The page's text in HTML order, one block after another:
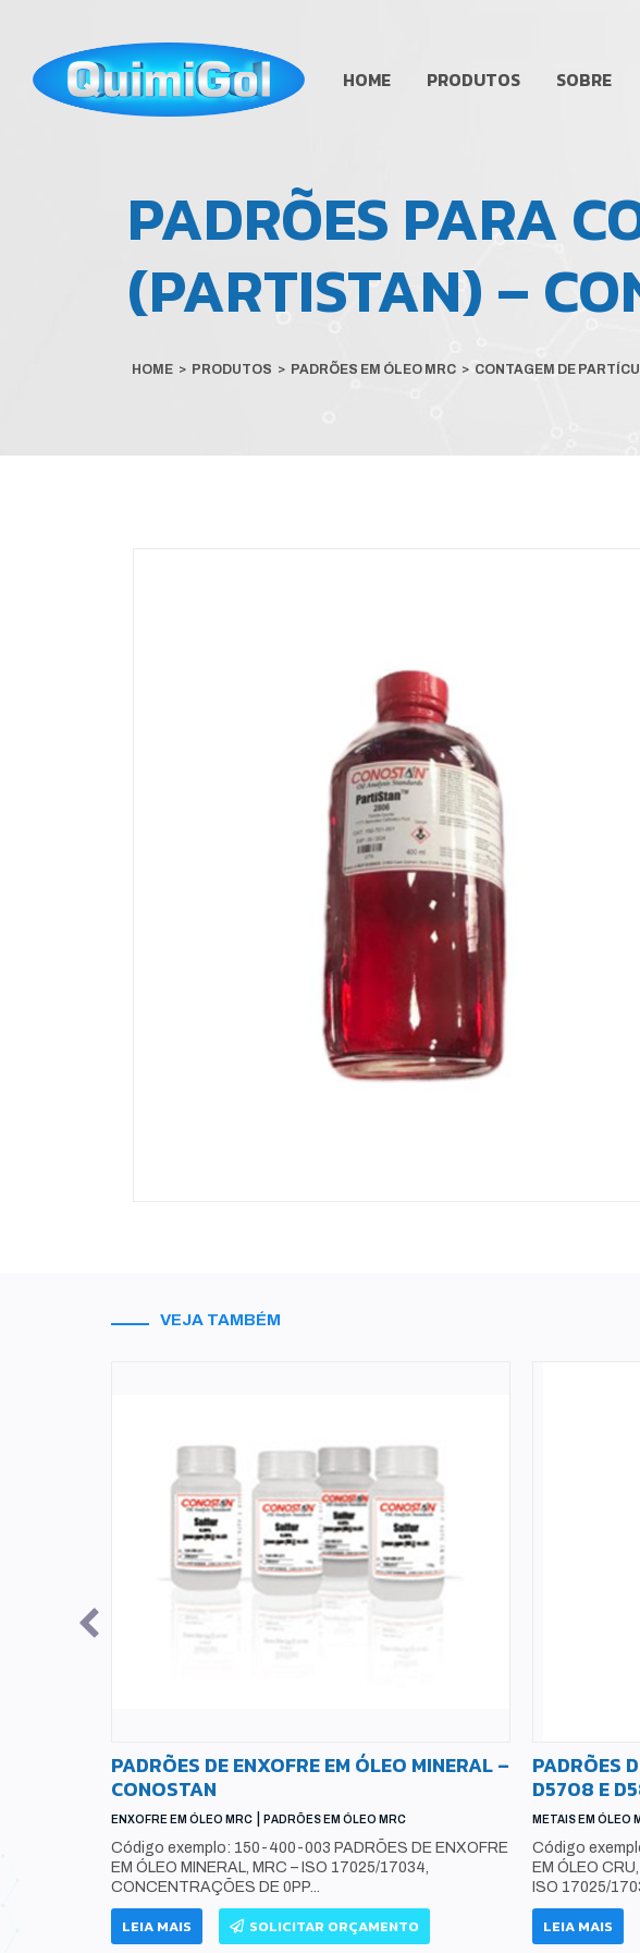
HOME PRODUTOS SOBRE
PADRÕES PARA
(PARTISTAN) –
HOME > PRODUTOS > PADRÕES EM ÓLEO MRC > CONTAGEM DE
VEJA TAMBÉM
PADRÕES DE ENXOFRE EM ÓLEO MINERAL –
CONOSTAN
ENXOFRE EM ÓLEO MRC PADRÕES EM ÓLEO MRC
Código exemplo: 150-400-003 PADRÕES DE ENXOFRE
EM ÓLEO MINERAL, MRC – ISO 17025/17034,
CONCENTRAÇÕES DE 0PP...
LEIA MAIS SOLICITAR ORÇAMENTO
PADRÕES
D5708 E
METAIS EM ÓLEO
Código
EM ÓLEO
ISO 17025/
LEIA MAIS